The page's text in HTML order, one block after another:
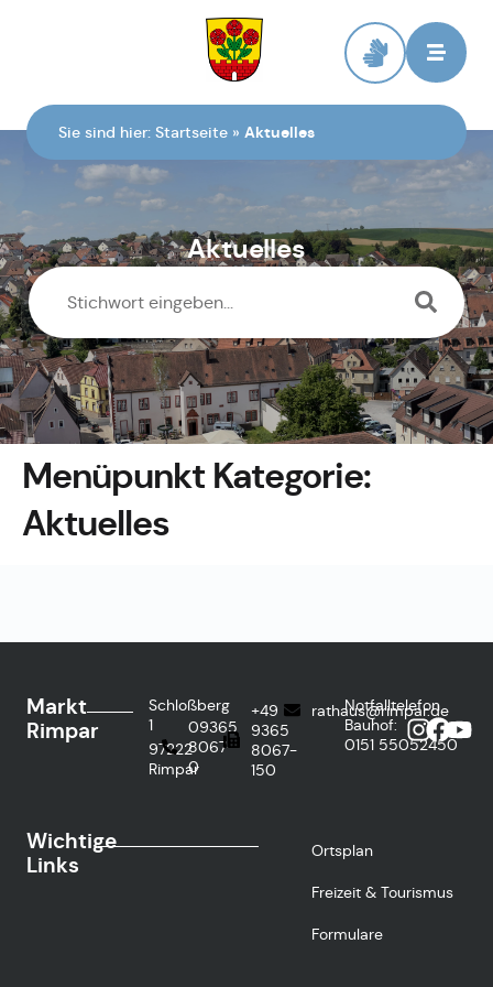
Sie sind hier: Startseite » Aktuelles
Aktuelles
Menüpunkt Kategorie:
Aktuelles
Markt
Rimpar
Schloßberg
1
97222
Rimpar
09365
8067-
0
+49
9365
8067-
150
rathaus@rimpar.de
Notfalltelefon
Bauhof:
0151 55052450
Wichtige
Links
Ortsplan
Freizeit & Tourismus
Formulare